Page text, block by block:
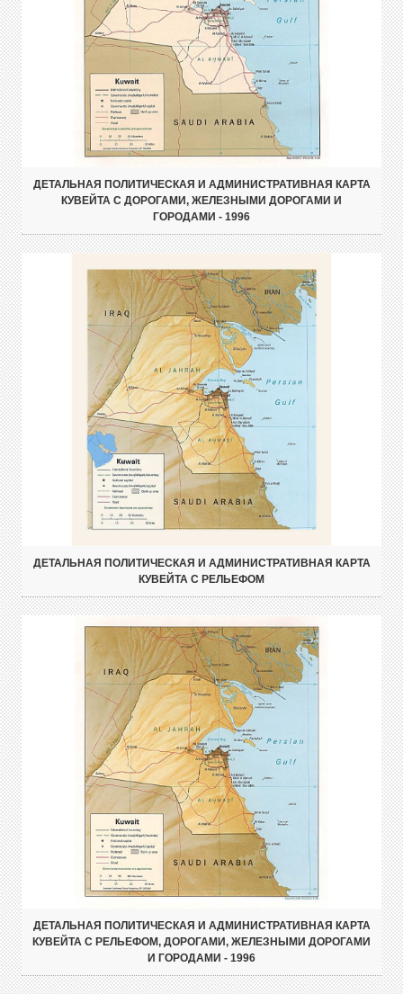
ДЕТАЛЬНАЯ ПОЛИТИЧЕСКАЯ И АДМИНИСТРАТИВНАЯ КАРТА
КУВЕЙТА С ДОРОГАМИ, ЖЕЛЕЗНЫМИ ДОРОГАМИ И
ГОРОДАМИ - 1996
ДЕТАЛЬНАЯ ПОЛИТИЧЕСКАЯ И АДМИНИСТРАТИВНАЯ КАРТА
КУВЕЙТА С РЕЛЬЕФОМ
ДЕТАЛЬНАЯ ПОЛИТИЧЕСКАЯ И АДМИНИСТРАТИВНАЯ КАРТА
КУВЕЙТА С РЕЛЬЕФОМ, ДОРОГАМИ, ЖЕЛЕЗНЫМИ ДОРОГАМИ
И ГОРОДАМИ - 1996